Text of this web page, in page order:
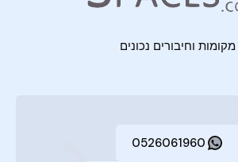
מקומות וחיבורים נכונים
0526061960